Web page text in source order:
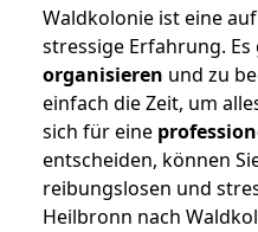
Waldkolonie ist eine
stressige Erfahrung. Es
organisieren und zu
einfach die Zeit, um
sich für eine
entscheiden, können
reibungslosen und
Heilbronn nach